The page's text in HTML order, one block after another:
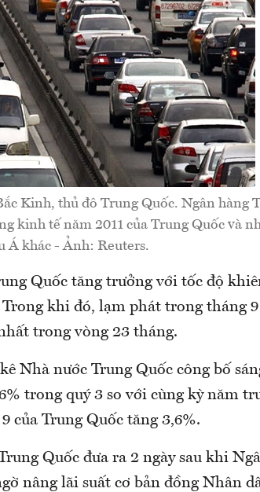
Kinh, thủ đô Trung Quốc. Ngân hàng
kinh tế năm 2011 của Trung Quốc và
Á khác - Ảnh: Reuters.
Quốc tăng trưởng với tốc độ
khi đó, lạm phát trong tháng 9
trong vòng 23 tháng.
Nhà nước Trung Quốc công bố
trong quý 3 so với cùng kỳ năm
của Trung Quốc tăng 3,6%.
Quốc đưa ra 2 ngày sau khi
nâng lãi suất cơ bản đồng Nhân